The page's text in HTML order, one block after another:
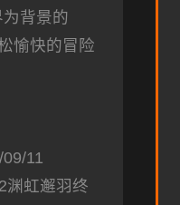
背景的
愉快的冒险
11
渊虹邂羽终